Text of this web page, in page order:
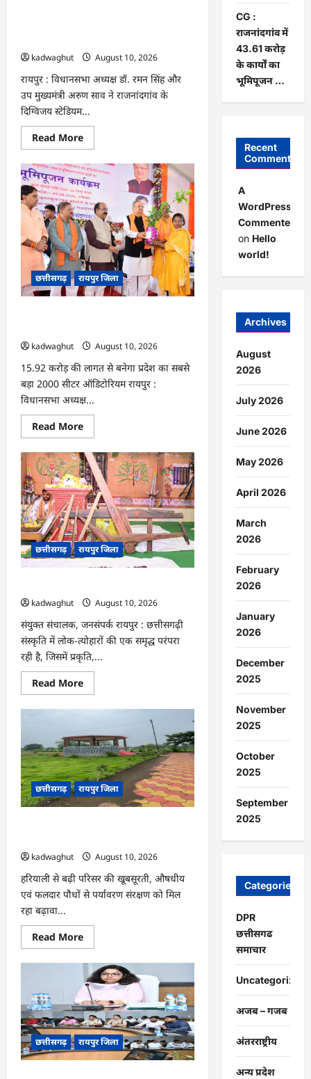
डैम
का
पूर्ण
…
kadwaghut
August 10, 2026
रायपुर : विधानसभा अध्यक्ष डॉ. रमन सिंह और
उप मुख्यमंत्री अरुण साव ने राजनांदगांव के
दिग्विजय स्टेडियम...
Read MoreRead
more
CG
:
विधानसभा
अध्यक्ष
डॉ.
रमन
सिंह
और
उप
मुख्यमंत्री
श्री
अरुण
साव
ने
रैंकिंग
बैडमिंटन
का
किया
शुभारंभ
…
छत्तीसगढ़ रायपुर जिला
kadwaghut
August 10, 2026
15.92 करोड़ की लागत से बनेगा प्रदेश का सबसे
बड़ा 2000 सीटर ऑडिटोरियम रायपुर :
विधानसभा अध्यक्ष...
Read MoreRead
more
CG
:
राजनांदगांव
में
43.61
करोड़
के
कार्यों
का
भूमिपूजन
…
छत्तीसगढ़ रायपुर जिला
kadwaghut
August 10, 2026
संयुक्त संचालक, जनसंपर्क रायपुर : छत्तीसगढ़ी
संस्कृति में लोक-त्योहारों की एक समृद्ध परंपरा
रही है, जिसमें प्रकृति,...
Read MoreRead
more
CG
का
लोक-
पर्व
:
हरेली
तिहार
…
छत्तीसगढ़ रायपुर जिला
kadwaghut
August 10, 2026
हरियाली से बढ़ी परिसर की खूबसूरती, औषधीय
एवं फलदार पौधों से पर्यावरण संरक्षण को मिल
रहा बढ़ावा...
Read MoreRead
more
CG
:
भखारा
के
शासकीय
आईटीआई
परिसर
में
आकार
ले
रहा
छत्तीसगढ़ रायपुर जिला
CG :
राजनांदगांव में
43.61 करोड़
के कार्यों का
भूमिपूजन …
Recent
Comments
A
WordPress
Commenter
on Hello
world!
Archives
August
2026
July 2026
June 2026
May 2026
April 2026
March
2026
February
2026
January
2026
December
2025
November
2025
October
2025
September
2025
Categories
DPR
छत्तीसगढ
समाचार
Uncategorized
अजब – गजब
अंतरराष्ट्रीय
अन्य प्रदेश